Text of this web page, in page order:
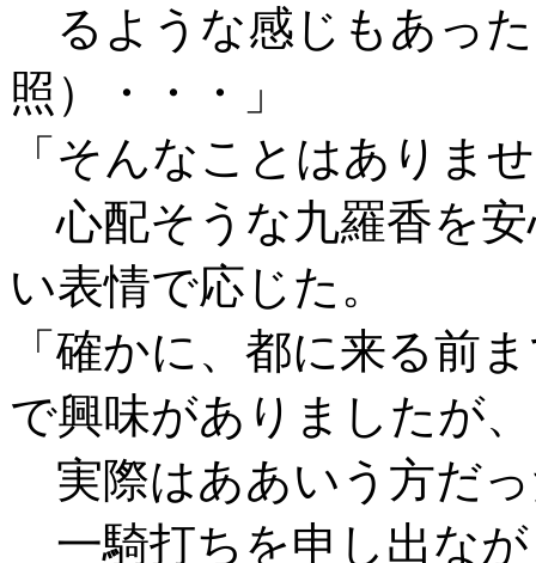
るような感じもあっ
照）・・・」
「そんなことはありま
心配そうな九羅香を
い表情で応じた。
「確かに、都に来る前
で興味がありましたが、
実際はああいう方だ
一騎打ちを申し出な